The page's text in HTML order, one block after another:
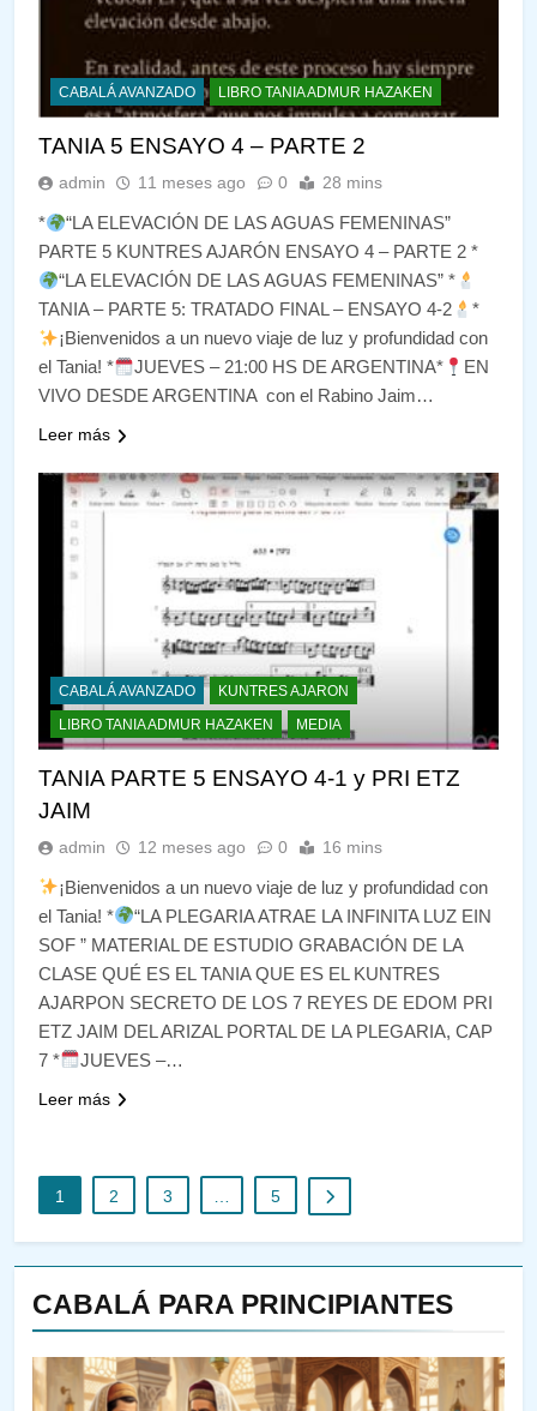
CABALÁ PARA PRINCIPIANTES
CABALÁ AVANZADO LIBRO TANIA ADMUR HAZAKEN
TANIA 5 ENSAYO 4 – PARTE 2
admin 11 meses ago 0 28 mins
*
“LA ELEVACIÓN DE LAS AGUAS FEMENINAS”
PARTE 5 KUNTRES AJARÓN ENSAYO 4 – PARTE 2 *
“LA ELEVACIÓN DE LAS AGUAS FEMENINAS” *
TANIA – PARTE 5: TRATADO FINAL – ENSAYO 4-2
*
¡Bienvenidos a un nuevo viaje de luz y profundidad con
el Tania! *
JUEVES – 21:00 HS DE ARGENTINA*
EN
VIVO DESDE ARGENTINA con el Rabino Jaim…
Leer más
CABALÁ AVANZADO
KUNTRES AJARON
LIBRO TANIA ADMUR HAZAKEN
MEDIA
TANIA PARTE 5 ENSAYO 4-1 y PRI ETZ
JAIM
admin 12 meses ago 0 16 mins
¡Bienvenidos a un nuevo viaje de luz y profundidad con
el Tania! *
“LA PLEGARIA ATRAE LA INFINITA LUZ EIN
SOF ” MATERIAL DE ESTUDIO GRABACIÓN DE LA
CLASE QUÉ ES EL TANIA QUE ES EL KUNTRES
AJARPON SECRETO DE LOS 7 REYES DE EDOM PRI
ETZ JAIM DEL ARIZAL PORTAL DE LA PLEGARIA, CAP
7 *
JUEVES –…
Leer más
1 2 3 5